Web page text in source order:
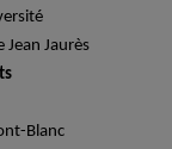
Jean Jaurès
Blanc